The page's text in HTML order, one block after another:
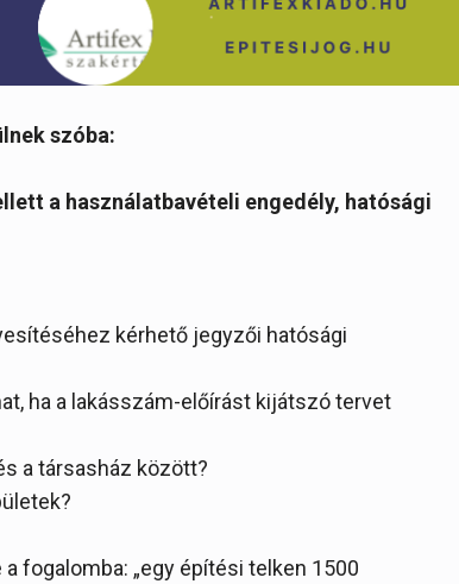
szóba:
a használatbavételi engedély, hatósági
kérhető jegyzői hatósági
ha a lakásszám-előírást kijátszó tervet
a társasház között?
fogalomba: „egy építési telken 1500